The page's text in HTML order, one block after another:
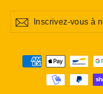
vous
infolettre
S'inscrire